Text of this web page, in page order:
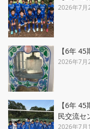
2026年7月
【6年
2026年7月
【6年
民交流セ
2026年7月